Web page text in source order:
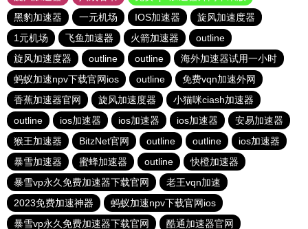
黑豹加速器
一元机场 IOS加速器
旋风加速度器
1元机场
飞鱼加速器 火箭加速器
outline
旋风加速度器
outline outline
海外加速器试用一小时
蚂蚁加速npv下载官网ios
outline
免费vqn加速外网
香蕉加速器官网
旋风加速度器
小猫咪ciash加速器
outline
ios加速器 ios加速器 ios加速器
安易加速器
猴王加速器
BitzNet官网 outline outline
ios加速器
暴雪加速器
蜜蜂加速器 outline
快橙加速器
暴雪vp永久免费加速器下载官网
老王vqn加速
2023免费加速神器
蚂蚁加速npv下载官网ios
暴雪vp永久免费加速器下载官网
酷通加速器官网